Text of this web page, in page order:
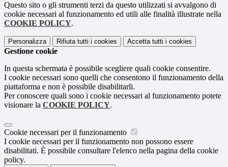
Questo sito o gli strumenti terzi da questo utilizzati si avvalgono di
cookie necessari al funzionamento ed utili alle finalità illustrate nella
COOKIE POLICY.
Personalizza Rifiuta tutti i cookies Accetta tutti i cookies
Gestione cookie
In questa schermata è possibile scegliere quali cookie consentire.
I cookie necessari sono quelli che consentono il funzionamento della
piattaforma e non è possibile disabilitarli.
Per conoscere quali sono i cookie necessari al funzionamento potete
visionare la COOKIE POLICY.
Cookie necessari per il funzionamento
I cookie necessari per il funzionamento non possono essere
disabilitati. È possibile consultare l'elenco nella pagina della cookie
policy.